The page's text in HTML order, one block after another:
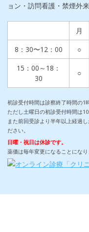
ョン・訪問看護・禁煙外
月
8：30〜12：00
○
15：00～18：
30
○
初診受付時間は診察終了時間の1
ただし土曜日の初診受付時間は
また前回受診より半年以上経過
ださい。
日曜・祝日は休診です。
薬価は毎年変更になることにな